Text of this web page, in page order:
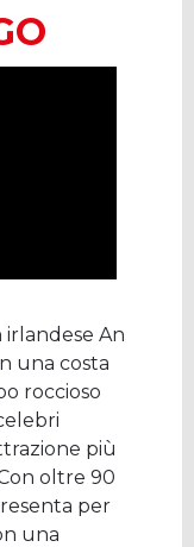
irlandese An
una costa
roccioso
più
oltre 90
per
una